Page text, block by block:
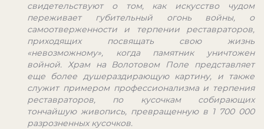
свидетельствуют о том, как искусство чудом
переживает губительный огонь войны, о
самоотверженности и терпении реставраторов,
приходящих посвящать свою жизнь
«невозможному», когда памятник уничтожен
войной. Храм на Волотовом Поле представляет
еще более душераздирающую картину, и также
служит примером профессионализма и терпения
реставраторов, по кусочкам собирающих
тончайшую живопись, превращенную в 1 700 000
разрозненных кусочков.